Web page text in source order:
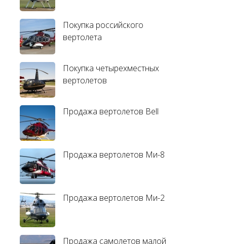
Покупка российского
вертолета
Покупка четырехместных
вертолетов
Продажа вертолетов Bell
Продажа вертолетов Ми-8
Продажа вертолетов Ми-2
Продажа самолетов малой